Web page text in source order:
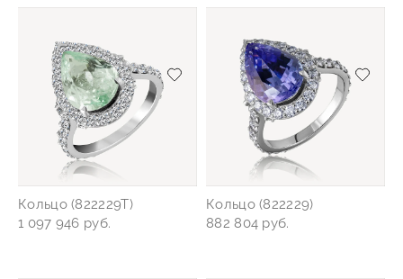
Добавить/удалить из избранного
Кольцо (822229Т)
1 097 946 руб.
Кольцо (822229)
882 804 руб.